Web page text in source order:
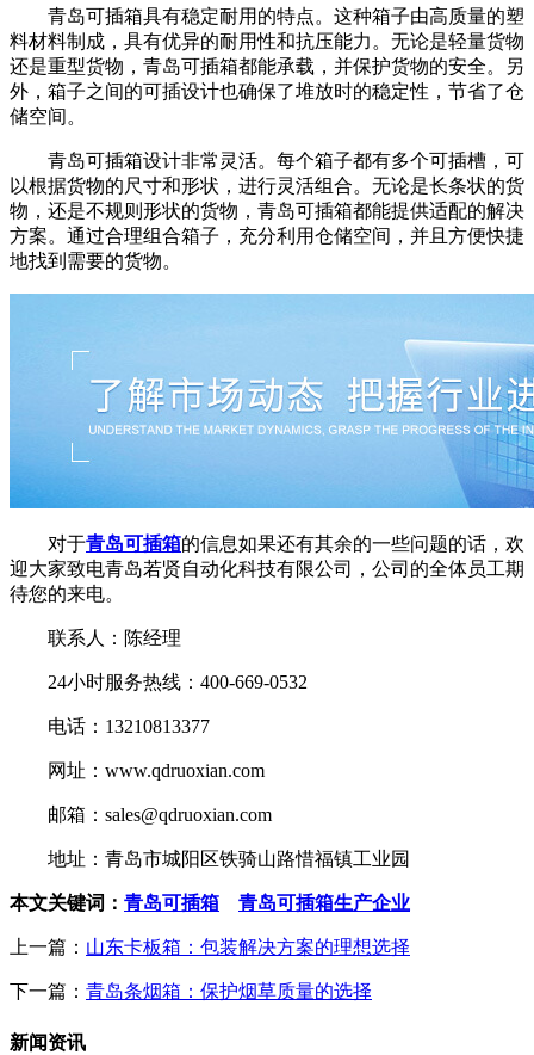
青岛可插箱具有稳定耐用的特点。这种箱子由高质量的塑
料材料制成，具有优异的耐用性和抗压能力。无论是轻量货物
还是重型货物，青岛可插箱都能承载，并保护货物的安全。另
外，箱子之间的可插设计也确保了堆放时的稳定性，节省了仓
储空间。
青岛可插箱设计非常灵活。每个箱子都有多个可插槽，可
以根据货物的尺寸和形状，进行灵活组合。无论是长条状的货
物，还是不规则形状的货物，青岛可插箱都能提供适配的解决
方案。通过合理组合箱子，充分利用仓储空间，并且方便快捷
地找到需要的货物。
对于青岛可插箱的信息如果还有其余的一些问题的话，欢
迎大家致电青岛若贤自动化科技有限公司，公司的全体员工期
待您的来电。
联系人：陈经理
24小时服务热线：400-669-0532
电话：13210813377
网址：www.qdruoxian.com
邮箱：sales@qdruoxian.com
地址：青岛市城阳区铁骑山路惜福镇工业园
本文关键词： 青岛可插箱 青岛可插箱生产企业
上一篇： 山东卡板箱：包装解决方案的理想选择
下一篇： 青岛条烟箱：保护烟草质量的选择
新闻资讯